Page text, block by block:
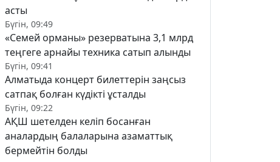
асты
Бүгін, 09:49
«Семей орманы» резерватына 3,1 млрд
теңгеге арнайы техника сатып алынды
Бүгін, 09:41
Алматыда концерт билеттерін заңсыз
сатпақ болған күдікті ұсталды
Бүгін, 09:22
АҚШ шетелден келіп босанған
аналардың балаларына азаматтық
бермейтін болды